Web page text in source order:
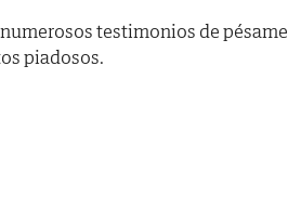
testimonios de pésame
piadosos.